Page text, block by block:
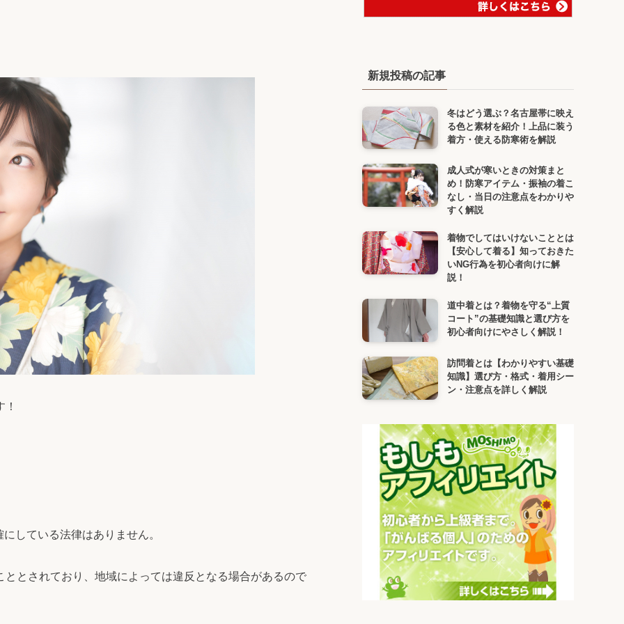
している法律はありません。
とされており、地域によっては違反となる場合があるので
新規投稿の記事
冬はどう選ぶ？名古屋帯に映え
る色と素材を紹介！上品に装う
着方・使える防寒術を解説
成人式が寒いときの対策まと
め！防寒アイテム・振袖の着こ
なし・当日の注意点をわかりや
すく解説
着物でしてはいけないこととは
【安心して着る】知っておきた
いNG行為を初心者向けに解
説！
道中着とは？着物を守る“上質
コート”の基礎知識と選び方を
初心者向けにやさしく解説！
訪問着とは【わかりやすい基礎
知識】選び方・格式・着用シー
ン・注意点を詳しく解説